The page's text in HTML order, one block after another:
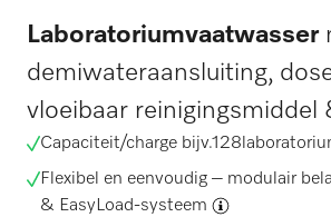
Laboratoriumvaatwasser
demiwateraansluiting,
vloeibaar reinigingsmiddel
Capaciteit/charge bijv.128
Flexibel en eenvoudig – modulair
& EasyLoad-systeem